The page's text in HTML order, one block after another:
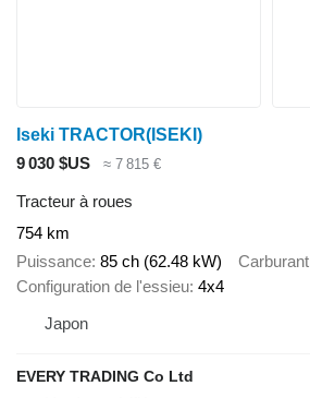
Iseki TRACTOR(ISEKI)
9 030 $US
≈ 7 815 €
Tracteur à roues
754 km
Puissance 85 ch (62.48 kW) Carburant
Configuration de l'essieu 4x4
Japon
EVERY TRADING Co Ltd